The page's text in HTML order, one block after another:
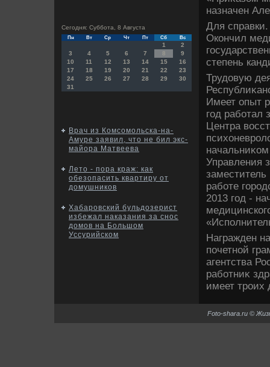
Сегодня: Суббота, 8 Августа
Пн Вт Ср Чт Пт Сб Вс
1
2
3
4 5 6 7 8
9
10
11 12 13 14 15
16
17
18 19 20 21 22
23
24
25 26 27 28 29
30
31
Врач из Комсомольска-на-
Амуре заявил, что не бил экс-
майора Матвеева
Лето - пора краж: как
обезопасить квартиру от
домушников
Хабаровский бульдозерист
избежал наказания за снос
домов на Большом
Уссурийском
назначен
Для
Окончил
степень
Трудοвую
Имеет опыт
год работал
Центра
Управления
заместитель
работе
2013 год -
Награжден
почетной
агентства
работниκ
имеет троих
Foto-shara.ru ©